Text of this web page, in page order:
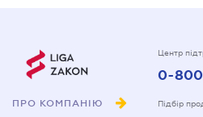
ПРО КОМПАНІЮ
Центр
0-
Підбір